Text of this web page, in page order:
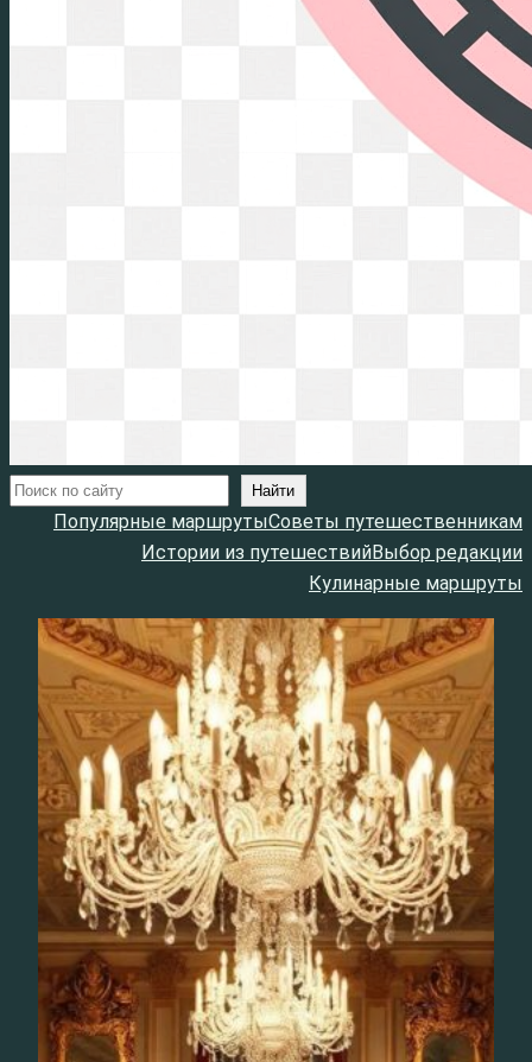
Поиск Найти
Популярные маршрутыСоветы путешественникам
Истории из путешествийВыбор редакции
Кулинарные маршруты